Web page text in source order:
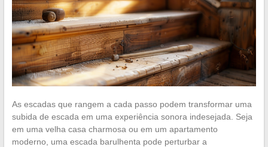
As escadas que rangem a cada passo podem transformar uma
subida de escada em uma experiência sonora indesejada. Seja
em uma velha casa charmosa ou em um apartamento
moderno, uma escada barulhenta pode perturbar a